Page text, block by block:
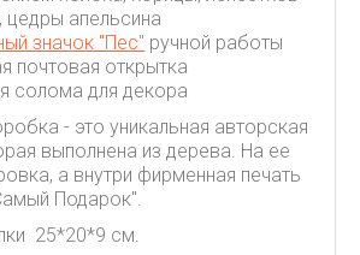
апельсина
значок "Пес" ручной работы
почтовая открытка
солома для декора
- это уникальная авторская
выполнена из дерева. На ее
а внутри фирменная печать
Подарок".
25*20*9 см.